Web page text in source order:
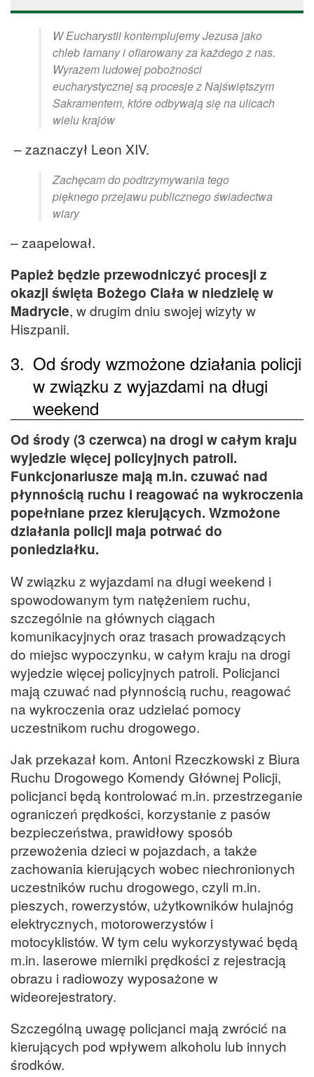
W Eucharystii kontemplujemy Jezusa jako
chleb łamany i ofiarowany za każdego z nas.
Wyrazem ludowej pobożności
eucharystycznej są procesje z Najświętszym
Sakramentem, które odbywają się na ulicach
wielu krajów
– zaznaczył Leon XIV.
Zachęcam do podtrzymywania tego
pięknego przejawu publicznego świadectwa
wiary
– zaapelował.
Papież będzie przewodniczyć procesji z
okazji święta Bożego Ciała w niedzielę w
Madrycie, w drugim dniu swojej wizyty w
Hiszpanii.
3. Od środy wzmożone działania policji
w związku z wyjazdami na długi
weekend
Od środy (3 czerwca) na drogi w całym kraju
wyjedzie więcej policyjnych patroli.
Funkcjonariusze mają m.in. czuwać nad
płynnością ruchu i reagować na wykroczenia
popełniane przez kierujących. Wzmożone
działania policji maja potrwać do
poniedziałku.
W związku z wyjazdami na długi weekend i
spowodowanym tym natężeniem ruchu,
szczególnie na głównych ciągach
komunikacyjnych oraz trasach prowadzących
do miejsc wypoczynku, w całym kraju na drogi
wyjedzie więcej policyjnych patroli. Policjanci
mają czuwać nad płynnością ruchu, reagować
na wykroczenia oraz udzielać pomocy
uczestnikom ruchu drogowego.
Jak przekazał kom. Antoni Rzeczkowski z Biura
Ruchu Drogowego Komendy Głównej Policji,
policjanci będą kontrolować m.in. przestrzeganie
ograniczeń prędkości, korzystanie z pasów
bezpieczeństwa, prawidłowy sposób
przewożenia dzieci w pojazdach, a także
zachowania kierujących wobec niechronionych
uczestników ruchu drogowego, czyli m.in.
pieszych, rowerzystów, użytkowników hulajnóg
elektrycznych, motorowerzystów i
motocyklistów. W tym celu wykorzystywać będą
m.in. laserowe mierniki prędkości z rejestracją
obrazu i radiowozy wyposażone w
wideorejestratory.
Szczególną uwagę policjanci mają zwrócić na
kierujących pod wpływem alkoholu lub innych
środków.